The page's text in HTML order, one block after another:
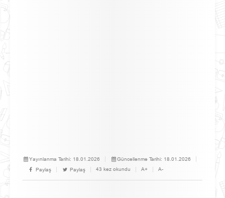
Yayınlanma Tarihi: 18.01.2026 Güncellenme Tarihi: 18.01.2026
Paylaş
Paylaş 43 kez okundu A+ A-